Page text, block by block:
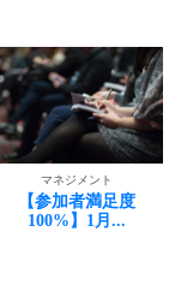
新着ランキング一位！